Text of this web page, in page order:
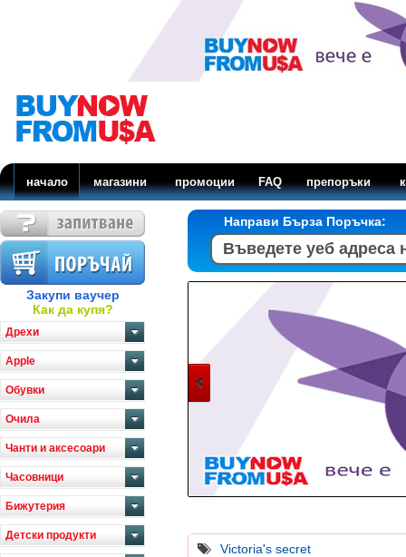
начало магазини промоции FAQ препоръки
Закупи ваучер
Как да купя?
Дрехи
Apple
Обувки
Очила
Чанти и аксесоари
Часовници
Бижутерия
Детски продукти
Направи Бърза Поръчка:
Victoria's secret